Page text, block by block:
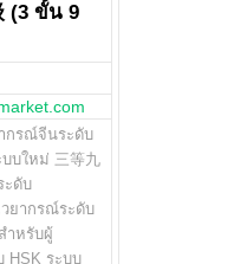
(3 ขั้น 9
กรณ์จีนระดับ
บใหม่ 三等九
ะดับ
ยากรณ์ระดับ
ำหรับผู้
HSK ระบบ